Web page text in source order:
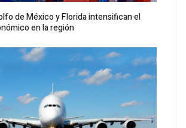
de México y Florida intensifican el
en la región